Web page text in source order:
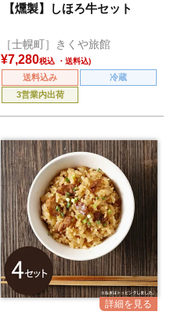
【燻製】しほろ牛セット
［士幌町］きくや旅館
¥7,280税込
送料込み
冷蔵
3営業内出荷